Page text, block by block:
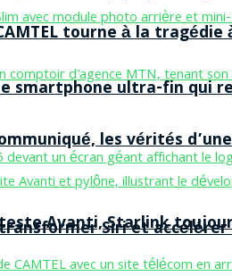
le smartphone ultra-fin
transformer Siri et
tourne à la tragédie
les vérités
Avanti, Starlink